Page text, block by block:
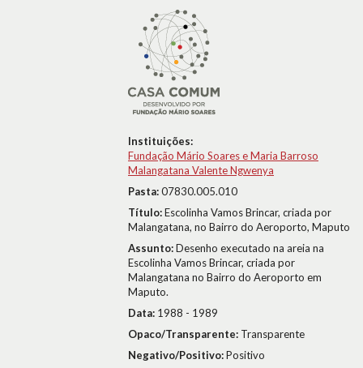
Instituições:
Fundação Mário Soares e Maria Barroso
Malangatana Valente Ngwenya
Pasta:07830.005.010
Título:Escolinha Vamos Brincar, criada por
Malangatana, no Bairro do Aeroporto, Maputo
Assunto:Desenho executado na areia na
Escolinha Vamos Brincar, criada por
Malangatana no Bairro do Aeroporto em
Maputo.
Data: 1988 - 1989
Opaco/Transparente: Transparente
Negativo/Positivo:Positivo